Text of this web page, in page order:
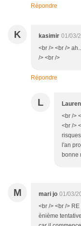
Répondre
K kasimir 01/03/
<br /> <br />
/> <br />
Répondre
L
<br />
<br />
l'an
bonne
M mari jo 01/03/
<br /> <br />
ènième